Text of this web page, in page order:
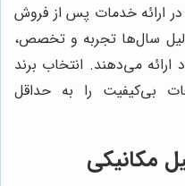
ارائه خدمات پس از فروش
سال‌ها تجربه و تخصص،
ارائه می‌دهند. انتخاب برند
بی‌کیفیت را به حداقل
مکانیکی